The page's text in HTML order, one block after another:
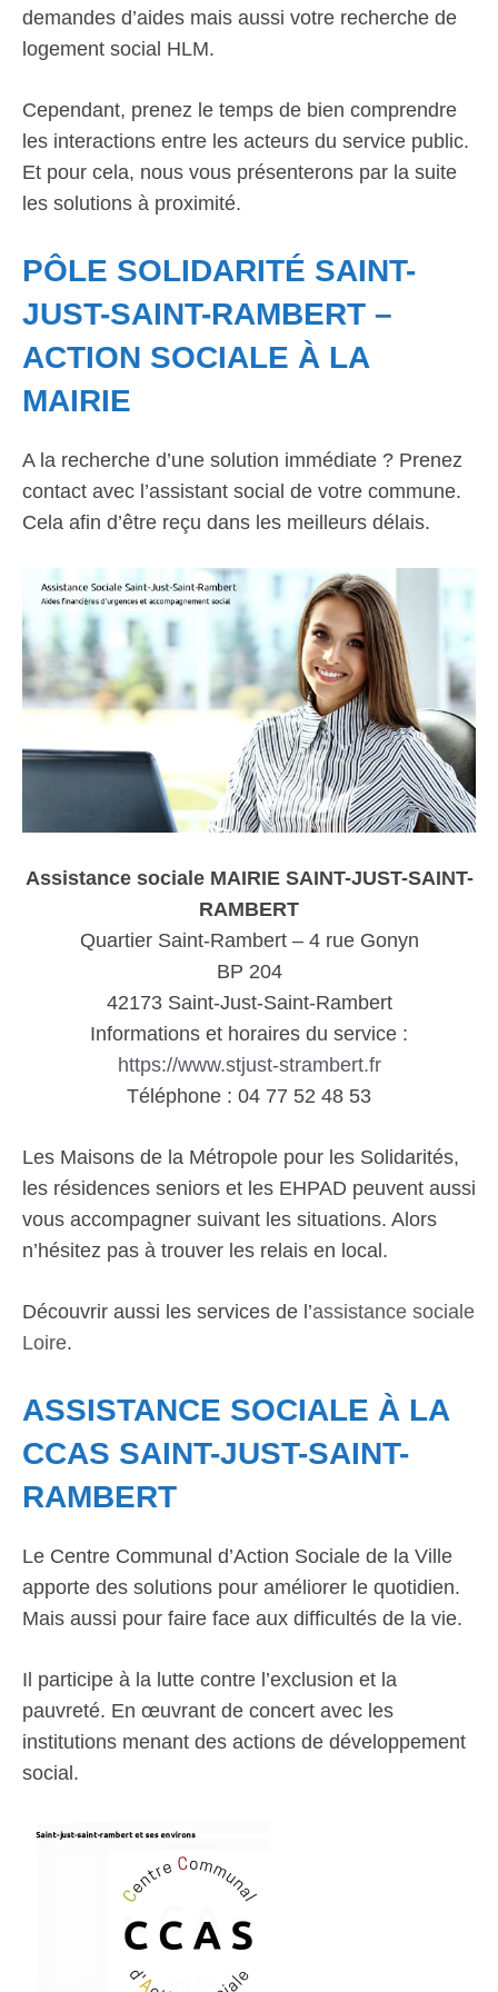
demandes d’aides mais aussi votre recherche de
logement social HLM.
Cependant, prenez le temps de bien comprendre
les interactions entre les acteurs du service public.
Et pour cela, nous vous présenterons par la suite
les solutions à proximité.
PÔLE SOLIDARITÉ SAINT-
JUST-SAINT-RAMBERT –
ACTION SOCIALE À LA
MAIRIE
A la recherche d’une solution immédiate ? Prenez
contact avec l’assistant social de votre commune.
Cela afin d’être reçu dans les meilleurs délais.
Assistance sociale MAIRIE SAINT-JUST-SAINT-
RAMBERT
Quartier Saint-Rambert – 4 rue Gonyn
BP 204
42173 Saint-Just-Saint-Rambert
Informations et horaires du service :
https://www.stjust-strambert.fr
Téléphone : 04 77 52 48 53
Les Maisons de la Métropole pour les Solidarités,
les résidences seniors et les EHPAD peuvent aussi
vous accompagner suivant les situations. Alors
n’hésitez pas à trouver les relais en local.
Découvrir aussi les services de l’assistance sociale
Loire.
ASSISTANCE SOCIALE À LA
CCAS SAINT-JUST-SAINT-
RAMBERT
Le Centre Communal d’Action Sociale de la Ville
apporte des solutions pour améliorer le quotidien.
Mais aussi pour faire face aux difficultés de la vie.
Il participe à la lutte contre l’exclusion et la
pauvreté. En œuvrant de concert avec les
institutions menant des actions de développement
social.